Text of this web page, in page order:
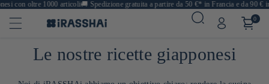
oltre 1000 articoli🚚Spedizione gratuita a partire da 50 €* in Francia e da 90 € in
0
Le nostre ricette giapponesi